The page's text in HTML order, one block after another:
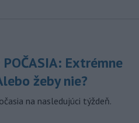
POČASIA: Extrémne
žeby nie?
na nasledujúci týždeň.